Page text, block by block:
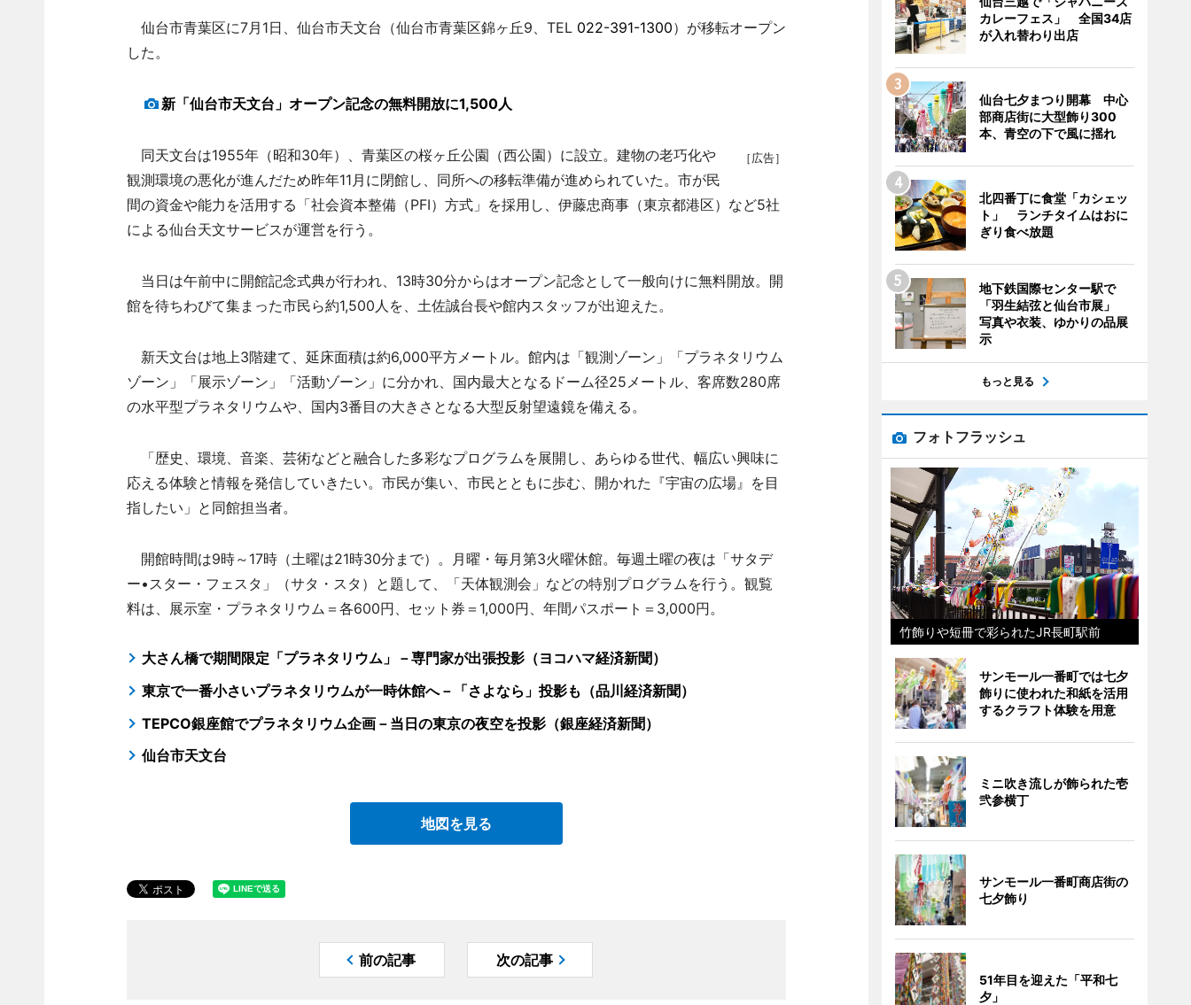
仙台市青葉区に7月1日、仙台市天文台（仙台市青葉区錦ヶ丘9、TEL 022-391-1300）が移転オープン
した。
新「仙台市天文台」オープン記念の無料開放に1,500人
［広告］
同天文台は1955年（昭和30年）、青葉区の桜ヶ丘公園（西公園）に設立。建物の老巧化や
観測環境の悪化が進んだため昨年11月に閉館し、同所への移転準備が進められていた。市が民
間の資金や能力を活用する「社会資本整備（PFI）方式」を採用し、伊藤忠商事（東京都港区）など5社
による仙台天文サービスが運営を行う。
当日は午前中に開館記念式典が行われ、13時30分からはオープン記念として一般向けに無料開放。開
館を待ちわびて集まった市民ら約1,500人を、土佐誠台長や館内スタッフが出迎えた。
新天文台は地上3階建て、延床面積は約6,000平方メートル。館内は「観測ゾーン」「プラネタリウム
ゾーン」「展示ゾーン」「活動ゾーン」に分かれ、国内最大となるドーム径25メートル、客席数280席
の水平型プラネタリウムや、国内3番目の大きさとなる大型反射望遠鏡を備える。
「歴史、環境、音楽、芸術などと融合した多彩なプログラムを展開し、あらゆる世代、幅広い興味に
応える体験と情報を発信していきたい。市民が集い、市民とともに歩む、開かれた『宇宙の広場』を目
指したい」と同館担当者。
開館時間は9時～17時（土曜は21時30分まで）。月曜・毎月第3火曜休館。毎週土曜の夜は「サタデ
ー•スター・フェスタ」（サタ・スタ）と題して、「天体観測会」などの特別プログラムを行う。観覧
料は、展示室・プラネタリウム＝各600円、セット券＝1,000円、年間パスポート＝3,000円。
大さん橋で期間限定「プラネタリウム」－専門家が出張投影（ヨコハマ経済新聞）
東京で一番小さいプラネタリウムが一時休館へ－「さよなら」投影も（品川経済新聞）
TEPCO銀座館でプラネタリウム企画－当日の東京の夜空を投影（銀座経済新聞）
仙台市天文台
地図を見る
前の記事 次の記事
カレーフェス」 全国34店
が入れ替わり出店
仙台七夕まつり開幕 中心
部商店街に大型飾り300
本、青空の下で風に揺れ
北四番丁に食堂「カシェッ
ト」 ランチタイムはおに
ぎり食べ放題
地下鉄国際センター駅で
「羽生結弦と仙台市展」
写真や衣装、ゆかりの品展
示
もっと見る
フォトフラッシュ
竹飾りや短冊で彩られたJR長町駅前
サンモール一番町では七夕
飾りに使われた和紙を活用
するクラフト体験を用意
ミニ吹き流しが飾られた壱
弐参横丁
サンモール一番町商店街の
七夕飾り
51年目を迎えた「平和七
夕」